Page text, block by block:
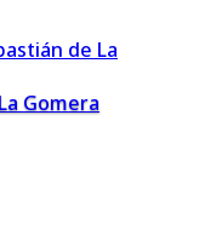
Gomera